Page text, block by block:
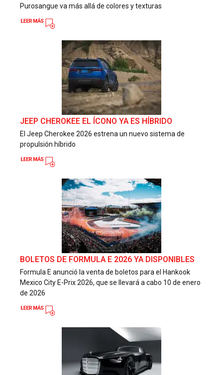
Purosangue va más allá de colores y texturas
JEEP CHEROKEE EL ÍCONO YA ES HÍBRIDO
El Jeep Cherokee 2026 estrena un nuevo sistema de
propulsión híbrido
BOLETOS DE FORMULA E 2026 YA DISPONIBLES
Formula E anunció la venta de boletos para el Hankook
Mexico City E-Prix 2026, que se llevará a cabo 10 de enero
de 2026